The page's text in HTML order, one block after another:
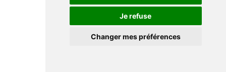
Je refuse
Changer mes préférences